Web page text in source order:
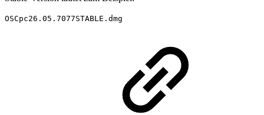
OSCpc26.05.7077STABLE.dmg